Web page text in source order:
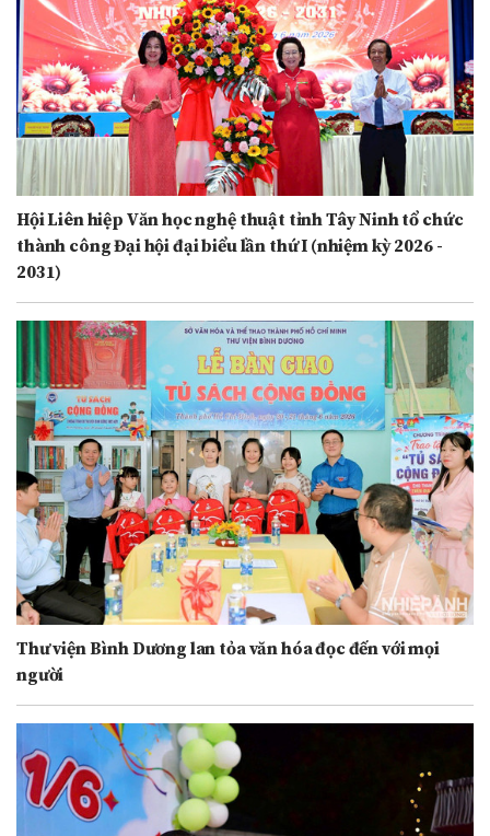
Hội Liên hiệp Văn học nghệ thuật tỉnh Tây Ninh tổ chức
thành công Đại hội đại biểu lần thứ I (nhiệm kỳ 2026 -
2031)
Thư viện Bình Dương lan tỏa văn hóa đọc đến với mọi
người